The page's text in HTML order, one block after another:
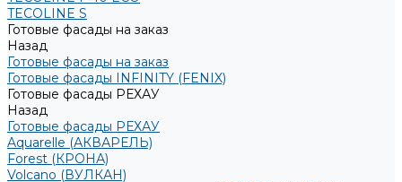
TECOLINE S
Готовые фасады на заказ
Назад
Готовые фасады на заказ
Готовые фасады INFINITY (FENIX)
Готовые фасады РЕХАУ
Назад
Готовые фасады РЕХАУ
Aquarelle (АКВАРЕЛЬ)
Forest (КРОНА)
Volcano (ВУЛКАН)